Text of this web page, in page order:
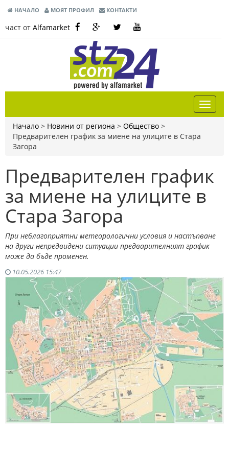
НАЧАЛО МОЯТ ПРОФИЛ КОНТАКТИ
част от Alfamarket
Начало > Новини от региона > Общество >
Предварителен график за миене на улиците в Стара
Загора
Предварителен график
за миене на улиците в
Стара Загора
При неблагоприятни метеорологични условия и настъпване
на други непредвидени ситуации предварителният график
може да бъде променен.
10.05.2026 15:47